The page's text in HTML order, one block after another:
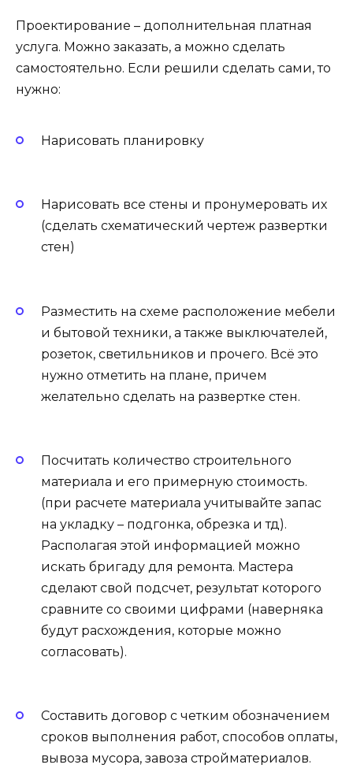
Проектирование – дополнительная платная
услуга. Можно заказать, а можно сделать
самостоятельно. Если решили сделать сами, то
нужно:
Нарисовать планировку
Нарисовать все стены и пронумеровать их
(сделать схематический чертеж развертки
стен)
Разместить на схеме расположение мебели
и бытовой техники, а также выключателей,
розеток, светильников и прочего. Всё это
нужно отметить на плане, причем
желательно сделать на развертке стен.
Посчитать количество строительного
материала и его примерную стоимость.
(при расчете материала учитывайте запас
на укладку – подгонка, обрезка и тд).
Располагая этой информацией можно
искать бригаду для ремонта. Мастера
сделают свой подсчет, результат которого
сравните со своими цифрами (наверняка
будут расхождения, которые можно
согласовать).
Составить договор с четким обозначением
сроков выполнения работ, способов оплаты,
вывоза мусора, завоза стройматериалов.